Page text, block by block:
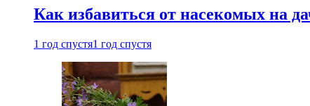
Как избавиться от насекомых на
1 год спустя1 год спустя